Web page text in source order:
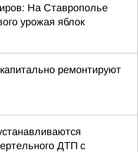
На Ставрополье
урожая яблок
ремонтируют
ДТП с